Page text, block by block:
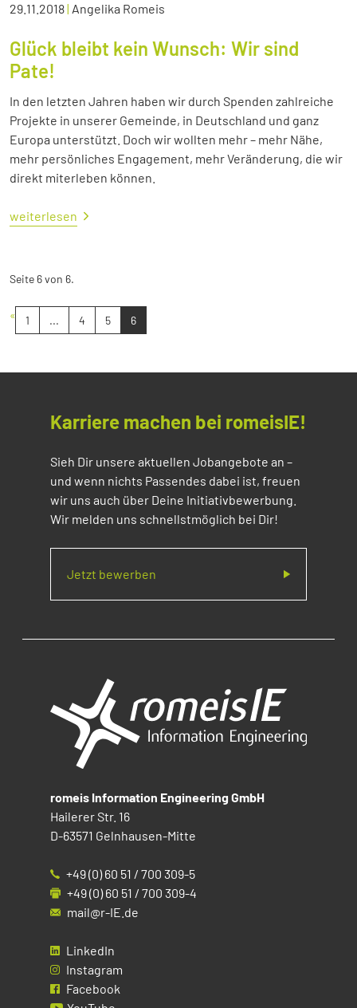
29.11.2018| Angelika Romeis
Glück bleibt kein Wunsch: Wir sind
Pate!
In den letzten Jahren haben wir durch Spenden zahlreiche
Projekte in unserer Gemeinde, in Deutschland und ganz
Europa unterstützt. Doch wir wollten mehr – mehr Nähe,
mehr persönliches Engagement, mehr Veränderung, die wir
direkt miterleben können.
weiterlesen
Seite 6 von 6.
« 1 ... 4 5 6
Karriere machen bei romeisIE!
Sieh Dir unsere aktuellen Jobangebote an –
und wenn nichts Passendes dabei ist, freuen
wir uns auch über Deine Initiativbewerbung.
Wir melden uns schnellstmöglich bei Dir!
Jetzt bewerben
romeis Information Engineering GmbH
Hailerer Str. 16
D-63571 Gelnhausen-Mitte
+49 (0) 60 51 / 700 309-5
+49 (0) 60 51 / 700 309-4
mail@r-IE.de
LinkedIn
Instagram
Facebook